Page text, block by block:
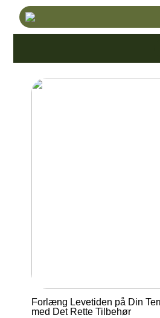
Forlæng Levetiden på Din
med Det Rette Tilbehør